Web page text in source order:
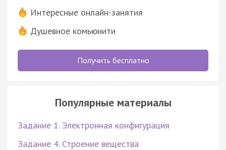
Интересные онлайн-занятия
Душевное комьюнити
Получить бесплатно
Популярные материалы
Задание 1. Электронная конфигурация
Задание 4. Строение вещества